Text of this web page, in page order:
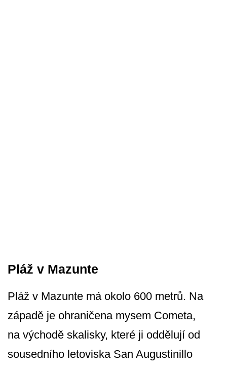
Pláž v Mazunte
Pláž v Mazunte má okolo 600 metrů. Na
západě je ohraničena mysem Cometa,
na východě skalisky, které ji oddělují od
sousedního letoviska San Augustinillo